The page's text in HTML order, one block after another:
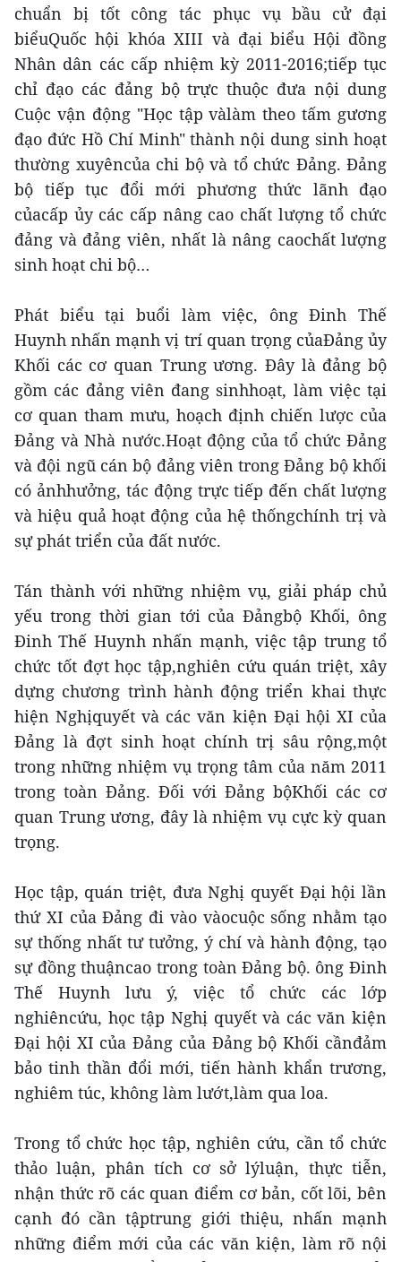
chuẩn bị tốt công tác phục vụ bầu cử đại
biểuQuốc hội khóa XIII và đại biểu Hội đồng
Nhân dân các cấp nhiệm kỳ 2011-2016;tiếp tục
chỉ đạo các đảng bộ trực thuộc đưa nội dung
Cuộc vận động "Học tập vàlàm theo tấm gương
đạo đức Hồ Chí Minh" thành nội dung sinh hoạt
thường xuyêncủa chi bộ và tổ chức Đảng. Đảng
bộ tiếp tục đổi mới phương thức lãnh đạo
củacấp ủy các cấp nâng cao chất lượng tổ chức
đảng và đảng viên, nhất là nâng caochất lượng
sinh hoạt chi bộ…
Phát biểu tại buổi làm việc, ông Đinh Thế
Huynh nhấn mạnh vị trí quan trọng củaĐảng ủy
Khối các cơ quan Trung ương. Đây là đảng bộ
gồm các đảng viên đang sinhhoạt, làm việc tại
cơ quan tham mưu, hoạch định chiến lược của
Đảng và Nhà nước.Hoạt động của tổ chức Đảng
và đội ngũ cán bộ đảng viên trong Đảng bộ khối
có ảnhhưởng, tác động trực tiếp đến chất lượng
và hiệu quả hoạt động của hệ thốngchính trị và
sự phát triển của đất nước.
Tán thành với những nhiệm vụ, giải pháp chủ
yếu trong thời gian tới của Đảngbộ Khối, ông
Đinh Thế Huynh nhấn mạnh, việc tập trung tổ
chức tốt đợt học tập,nghiên cứu quán triệt, xây
dựng chương trình hành động triển khai thực
hiện Nghịquyết và các văn kiện Đại hội XI của
Đảng là đợt sinh hoạt chính trị sâu rộng,một
trong những nhiệm vụ trọng tâm của năm 2011
trong toàn Đảng. Đối với Đảng bộKhối các cơ
quan Trung ương, đây là nhiệm vụ cực kỳ quan
trọng.
Học tập, quán triệt, đưa Nghị quyết Đại hội lần
thứ XI của Đảng đi vào vàocuộc sống nhằm tạo
sự thống nhất tư tưởng, ý chí và hành động, tạo
sự đồng thuậncao trong toàn Đảng bộ. ông Đinh
Thế Huynh lưu ý, việc tổ chức các lớp
nghiêncứu, học tập Nghị quyết và các văn kiện
Đại hội XI của Đảng của Đảng bộ Khối cầnđảm
bảo tinh thần đổi mới, tiến hành khẩn trương,
nghiêm túc, không làm lướt,làm qua loa.
Trong tổ chức học tập, nghiên cứu, cần tổ chức
thảo luận, phân tích cơ sở lýluận, thực tiễn,
nhận thức rõ các quan điểm cơ bản, cốt lõi, bên
cạnh đó cần tậptrung giới thiệu, nhấn mạnh
những điểm mới của các văn kiện, làm rõ nội